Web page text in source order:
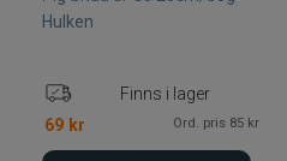
Hulken
Finns i lager
69 kr Ord. pris 85 kr